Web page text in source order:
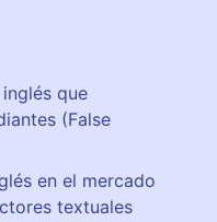
que
(False
en el mercado
textuales